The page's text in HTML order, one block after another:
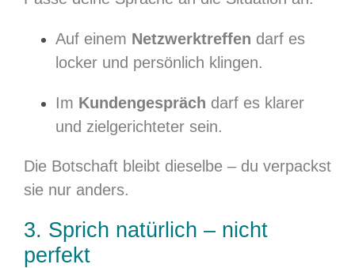
Auf einem Netzwerktreffen darf es
locker und persönlich klingen.
Im Kundengespräch darf es klarer
und zielgerichteter sein.
Die Botschaft bleibt dieselbe – du verpackst
sie nur anders.
3. Sprich natürlich – nicht
perfekt